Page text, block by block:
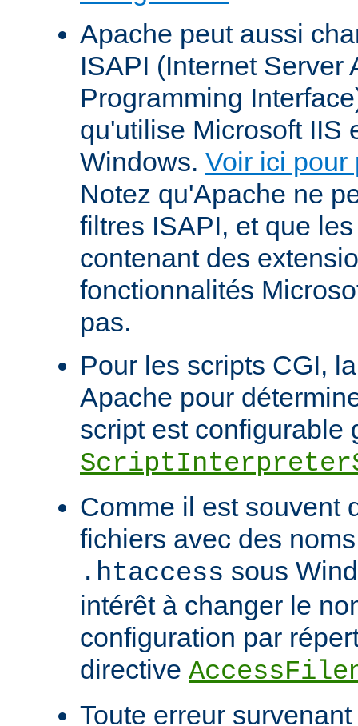
Apache peut aussi
ISAPI (Internet Server
Programming
qu'utilise Microsoft IIS
Windows. Voir ici pour
Notez qu'Apache ne
filtres ISAPI, et que
contenant des
fonctionnalités
pas.
Pour les scripts CGI,
Apache pour
script est configurable
Comme il est souvent
fichiers avec des
.htaccess sous
intérêt à changer le
configuration par
directive
Toute erreur